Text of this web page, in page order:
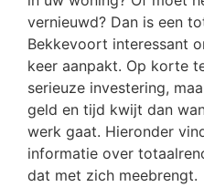
vernieuwd? Dan is een
Bekkevoort interessant
keer aanpakt. Op korte
serieuze investering,
geld en tijd kwijt dan
werk gaat. Hieronder
informatie over
dat met zich meebrengt.